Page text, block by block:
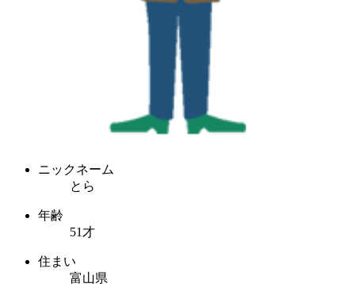
ニックネーム
とら
年齢
51才
住まい
富山県